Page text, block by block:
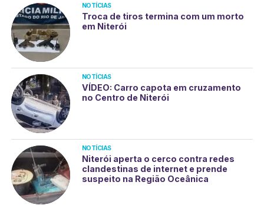
NOTÍCIAS
Troca de tiros termina com um morto
em Niterói
NOTÍCIAS
VÍDEO: Carro capota em cruzamento
no Centro de Niterói
NOTÍCIAS
Niterói aperta o cerco contra redes
clandestinas de internet e prende
suspeito na Região Oceânica